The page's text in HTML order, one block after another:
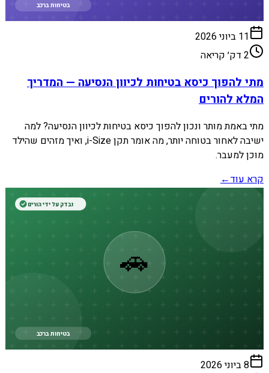
בטיחות ברכב
11 ביוני 2026
2 דק׳ קריאה
מתי להפוך כיסא בטיחות לכיוון הנסיעה — המדריך
המלא להורים
מתי באמת מותר ונכון להפוך כיסא בטיחות לכיוון הנסיעה? למה
ישיבה לאחור בטוחה יותר, מה אומר תקן i-Size, ואיך מזהים שהילד
מוכן למעבר.
קרא עוד←
🚗
בטיחות ברכב
נבדק על ידי הורים
8 ביוני 2026